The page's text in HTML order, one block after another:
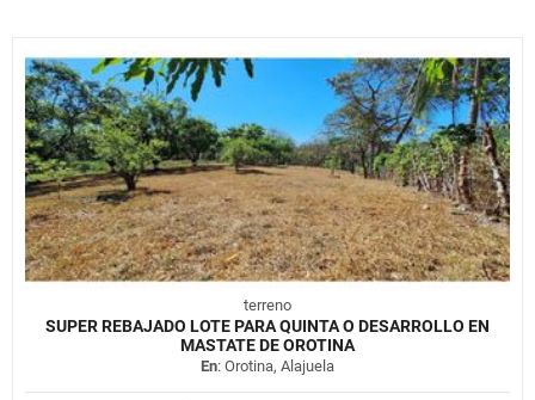
terreno
SUPER REBAJADO LOTE PARA QUINTA O DESARROLLO EN
MASTATE DE OROTINA
En: Orotina, Alajuela